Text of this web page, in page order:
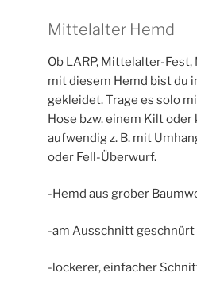
Mittelalter Hemd
Ob LARP, Mittelalter-
mit diesem Hemd bist du
gekleidet. Trage es solo
Hose bzw. einem Kilt
aufwendig z. B. mit
oder Fell-Überwurf.
-Hemd aus grober
-am Ausschnitt geschnürt
-lockerer, einfacher